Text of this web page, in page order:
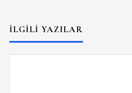
İLGILI YAZILAR